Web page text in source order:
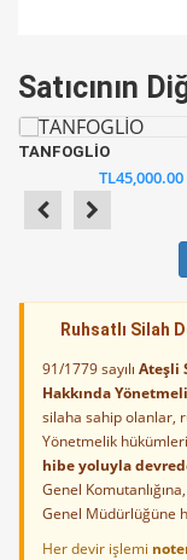
Satıcının
TANFOGLİO
TL45,000.00
Ruhsatlı Silah
91/1779 sayılı Ateşli
Hakkında
silaha sahip olanlar,
Yönetmelik
hibe yoluyla
Genel
Genel Müdürlüğüne
Her devir işlemi